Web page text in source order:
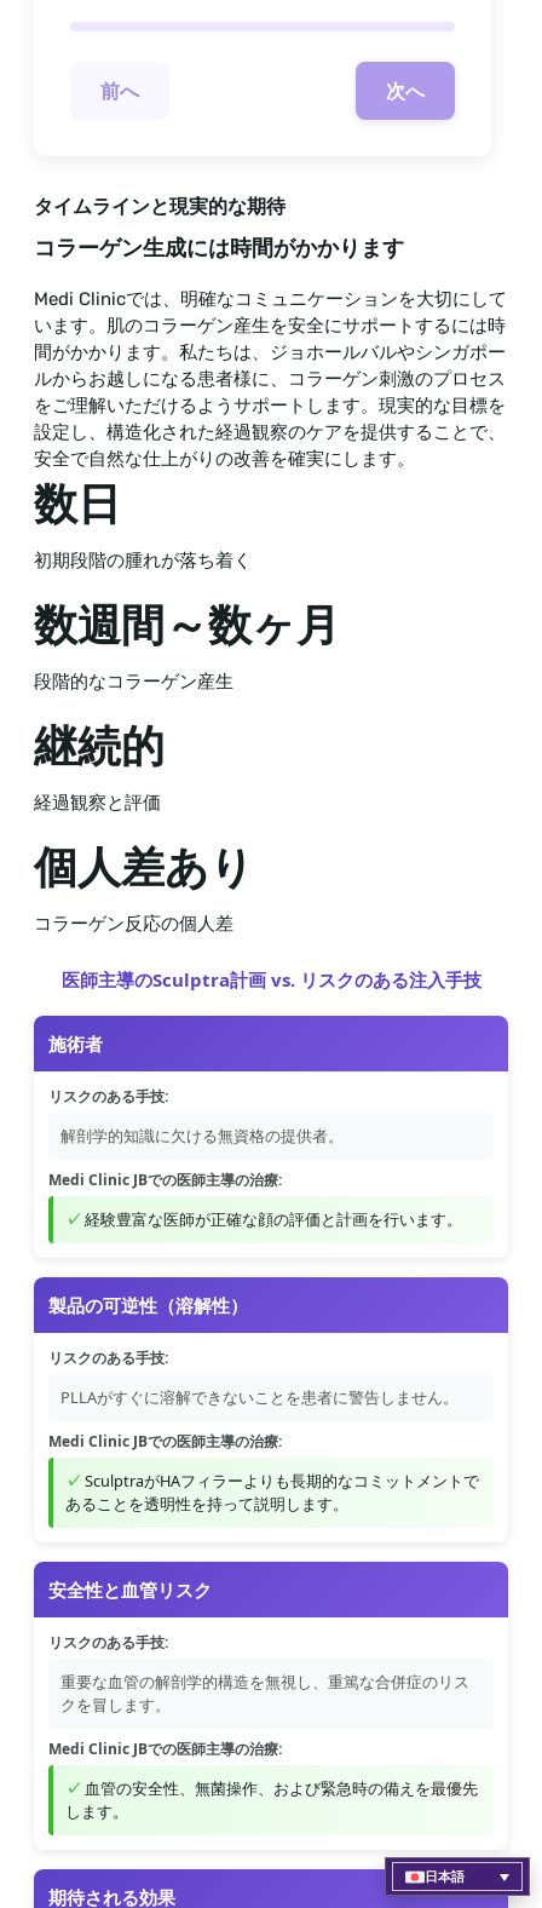
前へ 次へ
タイムラインと現実的な期待
コラーゲン生成には時間がかかります
Medi Clinicでは、明確なコミュニケーションを大切にして
います。肌のコラーゲン産生を安全にサポートするには時
間がかかります。私たちは、ジョホールバルやシンガポー
ルからお越しになる患者様に、コラーゲン刺激のプロセス
をご理解いただけるようサポートします。現実的な目標を
設定し、構造化された経過観察のケアを提供することで、
安全で自然な仕上がりの改善を確実にします。
数日
初期段階の腫れが落ち着く
数週間～数ヶ月
段階的なコラーゲン産生
継続的
経過観察と評価
個人差あり
コラーゲン反応の個人差
医師主導のSculptra計画 vs. リスクのある注入手技
施術者
リスクのある手技:
解剖学的知識に欠ける無資格の提供者。
Medi Clinic JBでの医師主導の治療:
経験豊富な医師が正確な顔の評価と計画を行います。
製品の可逆性（溶解性）
リスクのある手技:
PLLAがすぐに溶解できないことを患者に警告しません。
Medi Clinic JBでの医師主導の治療:
SculptraがHAフィラーよりも長期的なコミットメントで
あることを透明性を持って説明します。
安全性と血管リスク
リスクのある手技:
重要な血管の解剖学的構造を無視し、重篤な合併症のリス
クを冒します。
Medi Clinic JBでの医師主導の治療:
血管の安全性、無菌操作、および緊急時の備えを最優先
します。
期待される効果
日本語